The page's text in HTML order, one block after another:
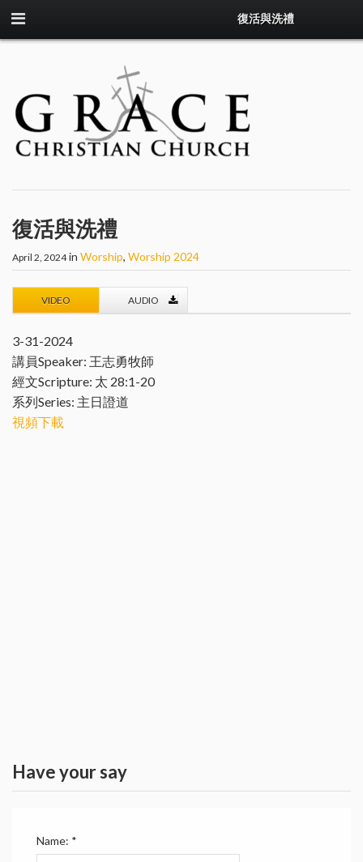
復活與洗禮
復活與洗禮
April 2, 2024 in Worship, Worship 2024
VIDEO AUDIO
3-31-2024
講員Speaker: 王志勇牧師
經文Scripture: 太 28:1-20
系列Series: 主日證道
視頻下載
Have your say
Name: *